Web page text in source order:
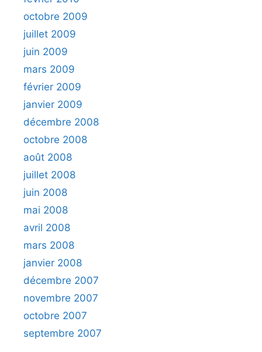
octobre 2009
juillet 2009
juin 2009
mars 2009
février 2009
janvier 2009
décembre 2008
octobre 2008
août 2008
juillet 2008
juin 2008
mai 2008
avril 2008
mars 2008
janvier 2008
décembre 2007
novembre 2007
octobre 2007
septembre 2007